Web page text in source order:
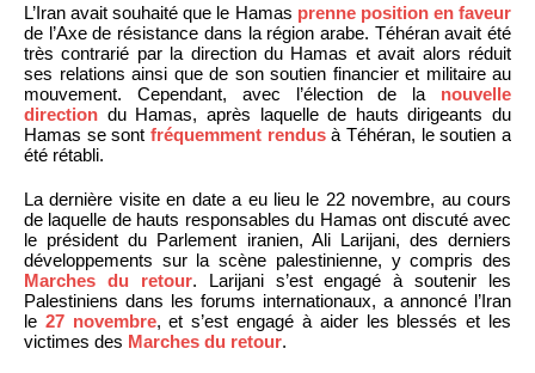
L’Iran avait souhaité que le Hamas prenne position en faveur
de l’Axe de résistance dans la région arabe. Téhéran avait été
très contrarié par la direction du Hamas et avait alors réduit
ses relations ainsi que de son soutien financier et militaire au
mouvement. Cependant, avec l’élection de la nouvelle
direction du Hamas, après laquelle de hauts dirigeants du
Hamas se sont fréquemment rendusà Téhéran, le soutien a
été rétabli.
La dernière visite en date a eu lieu le 22 novembre, au cours
de laquelle de hauts responsables du Hamas ont discuté avec
le président du Parlement iranien, Ali Larijani, des derniers
développements sur la scène palestinienne, y compris des
Marches du retour. Larijani s’est engagé à soutenir les
Palestiniens dans les forums internationaux, a annoncé l’Iran
le 27 novembre, et s’est engagé à aider les blessés et les
victimes des Marches du retour.